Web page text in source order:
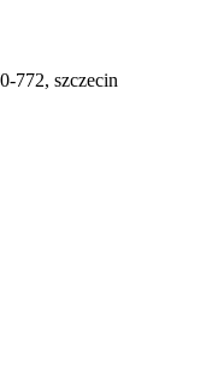
772, szczecin